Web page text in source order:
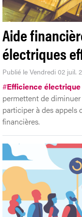
Aide
électriques
Publié le Vendredi 02 juil.
#Efficience électrique
permettent de
participer à des appels
financières.